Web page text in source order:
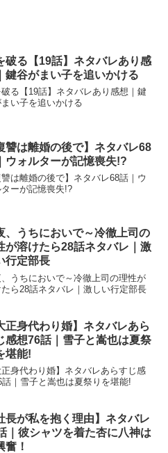
破る【19話】ネタバレあり感
鍵谷がまい子を追いかける
破る【19話】ネタバレあり感想｜鍵
い子を追いかける
讐は離婚の後で】ネタバレ68
ウォルターが記憶喪失!?
讐は離婚の後で】ネタバレ68話｜ウ
ターが記憶喪失!?
、うちにおいで～冷徹上司の
が溶けたら28話ネタバレ｜激
行定部長
うちにおいで～冷徹上司の理性が
ら28話ネタバレ｜激しい行定部長
正身代わり婚】ネタバレあら
感想76話｜雪子と嵩也は夏祭
堪能!
正身代わり婚】ネタバレあらすじ感
話｜雪子と嵩也は夏祭りを堪能!
長が私を抱く理由】ネタバレ
｜彼シャツを着た杏に八神は
奮！